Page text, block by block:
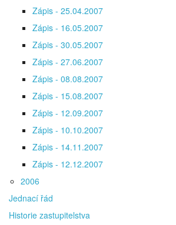
Zápis - 25.04.2007
Zápis - 16.05.2007
Zápis - 30.05.2007
Zápis - 27.06.2007
Zápis - 08.08.2007
Zápis - 15.08.2007
Zápis - 12.09.2007
Zápis - 10.10.2007
Zápis - 14.11.2007
Zápis - 12.12.2007
2006
Jednací řád
Historie zastupitelstva